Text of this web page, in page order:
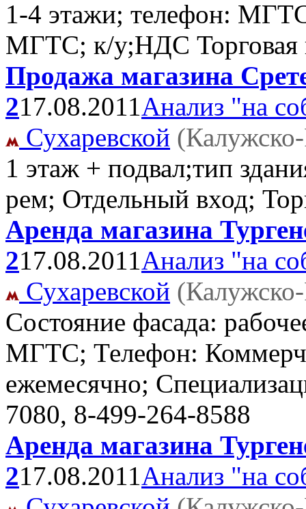
1-4 этажи; телефон:
МГТС; к/у;НДС Торговая
Продажа магазина
217.08.2011Анализ "на
Сухаревской
1 этаж + подвал;тип
рем; Отдельный вход;
Аренда магазина
217.08.2011Анализ "на
Сухаревской
Состояние фасада:
МГТС; Телефон:
ежемесячно;
7080, 8-499-264-8588
Аренда магазина
217.08.2011Анализ "на